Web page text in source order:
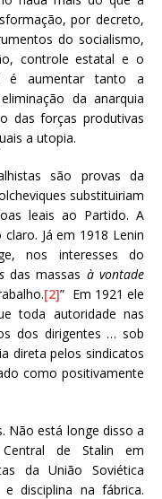
por decreto,
do socialismo,
controle estatal e o
é aumentar tanto a
da anarquia
das forças produtivas
a utopia.
são provas da
substituiriam
leais ao Partido. A
Já em 1918 Lenin
nos interesses do
das massas à vontade
[2]” Em 1921 ele
toda autoridade nas
dos dirigentes … sob
direta pelos sindicatos
como positivamente
Não está longe disso a
de Stalin em
da União Soviética
disciplina na fábrica.